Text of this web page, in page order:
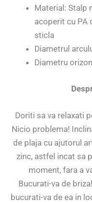
Material: Stalp
acoperit cu PA
sticla
Diametrul
Diametru
Doriti sa va relaxati
Nicio problema!
de plaja cu ajutorul
zinc, astfel incat sa
moment, fara a
Bucurati-va de
bucurati-va de ea in